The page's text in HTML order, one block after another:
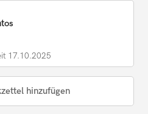
17.10.2025
hinzufügen